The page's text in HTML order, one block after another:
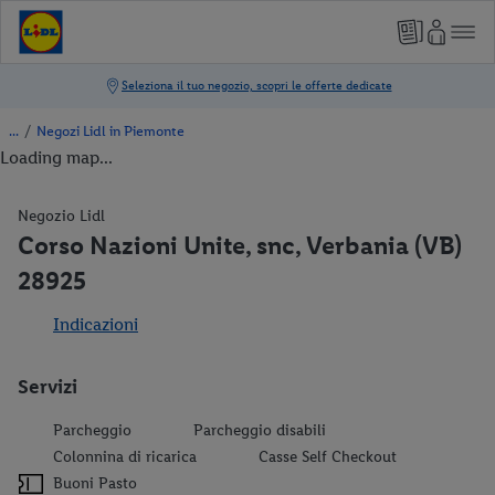
/ Negozi Lidl in Piemonte
Loading map...
Negozio Lidl
Corso Nazioni Unite, snc, Verbania (VB)
28925
Indicazioni
Servizi
Parcheggio
Parcheggio disabili
Colonnina di ricarica
Casse Self Checkout
Buoni Pasto